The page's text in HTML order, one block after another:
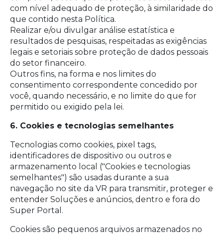
com nível adequado de proteção, à similaridade do
que contido nesta Política.
Realizar e/ou divulgar análise estatística e
resultados de pesquisas, respeitadas as exigências
legais e setoriais sobre proteção de dados pessoais
do setor financeiro.
Outros fins, na forma e nos limites do
consentimento correspondente concedido por
você, quando necessário, e no limite do que for
permitido ou exigido pela lei.
6. Cookies e tecnologias semelhantes
Tecnologias como cookies, pixel tags,
identificadores de dispositivo ou outros e
armazenamento local ("Cookies e tecnologias
semelhantes") são usadas durante a sua
navegação no site da VR para transmitir, proteger e
entender Soluções e anúncios, dentro e fora do
Super Portal.
Cookies são pequenos arquivos armazenados no